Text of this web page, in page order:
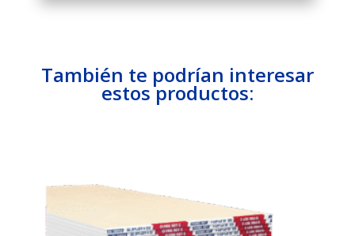
También te podrían interesar
estos productos: